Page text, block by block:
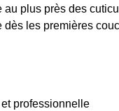
au plus près des
les premières
professionnelle